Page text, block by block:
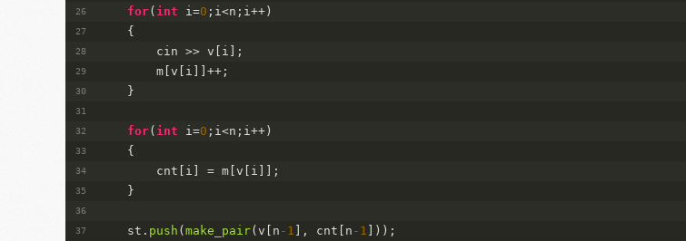
for( int i=0 ;i<n;i++)
    {
        cin >> v[i];
        m[v[i]]++;
    }
for( int i=0 ;i<n;i++)
    {
        cnt[i] = m[v[i]];
    }
    st.
push ( make_pair(v[n -1 ], cnt[n -1 ]));